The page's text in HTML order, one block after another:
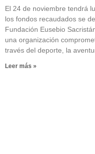
El 24 de noviembre tendrá
los fondos recaudados se
Fundación Eusebio
una organización
través del deporte, la
Leer más »